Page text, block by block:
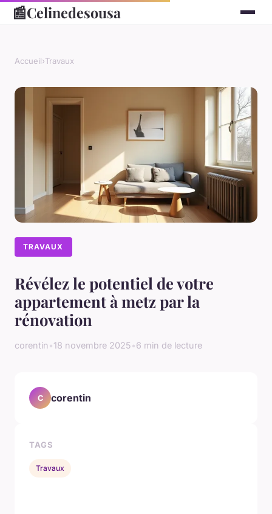
📰Celinedesousa
Accueil›Travaux
TRAVAUX
Révélez le potentiel de votre
appartement à metz par la
rénovation
corentin•18 novembre 2025•6 min de lecture
C corentin
TAGS
Travaux